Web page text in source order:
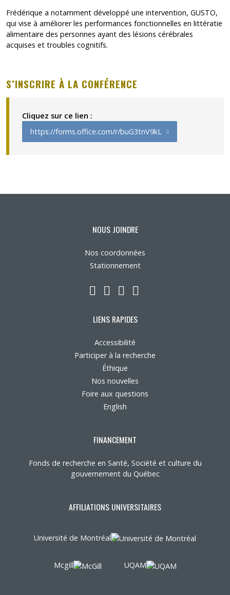
Frédérique a notamment développé une intervention, GUSTO,
qui vise à améliorer les performances fonctionnelles en littératie
alimentaire des personnes ayant des lésions cérébrales
acquises et troubles cognitifs.
S’INSCRIRE À LA CONFÉRENCE
Cliquez sur ce lien :
https://forms.office.com/r/buG3tnV9kL
NOUS JOINDRE
Nos coordonnées
Stationnement
LinkedIn
YouTube
Twitter
LIENS RAPIDES
Accessibilité
Participer à la recherche
Éthique
Nos nouvelles
Foire aux questions
English
FINANCEMENT
Fonds de recherche en Santé, Société et culture du
gouvernement du Québec
AFFILIATIONS UNIVERSITAIRES
Université de Montréal
Mcgill UQAM